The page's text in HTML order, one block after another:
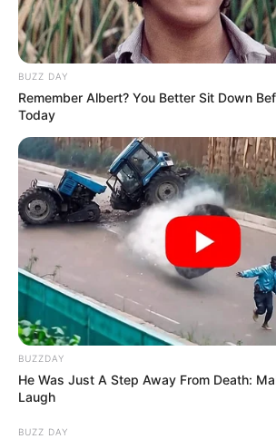
BUZZ DAY
Remember Albert? You Better Sit Down
Today
BUZZDAY
He Was Just A Step Away From Death:
Laugh
BUZZ DAY